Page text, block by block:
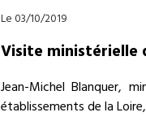
Le 03/10/2019
Visite ministérielle
Jean-Michel Blanquer,
établissements de la